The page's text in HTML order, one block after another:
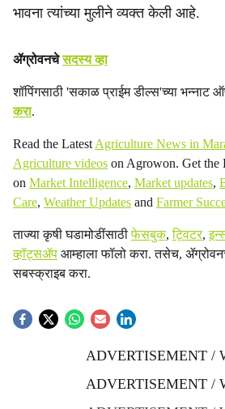
भावना त्यांच्या मुलीने व्यक्त केली आहे.
ॲग्रोवनचेसदस्य व्हा
शॉपिंगसाठी 'सकाळ प्राईम डील्स'च्या भन्नाट
करा.
Read the Latest Agriculture News in
Agriculture videos on Agrowon. Get the
on Market Intelligence, Market updates,
Care, Weather Updates and Farmer
ताज्या कृषी घडामोडींसाठीफेसबुक,ट्विटर,
व्हॉट्सॲप आम्हाला फॉलो करा. तसेच,
सबस्क्राइब करा.
ADVERTISEMENT /
ADVERTISEMENT /